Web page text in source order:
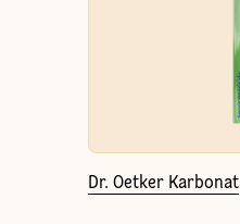
Dr. Oetker Karbonat